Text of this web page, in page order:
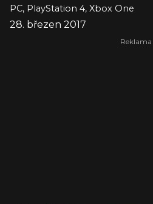
PC, PlayStation 4, Xbox One
28. březen 2017